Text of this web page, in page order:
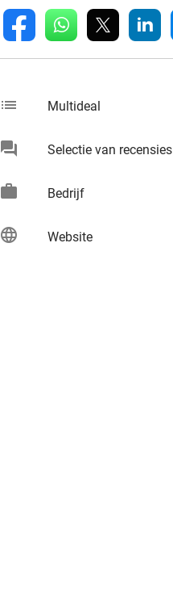
fb whatsapp linkedin
list Multideal
chat Selectie van recensies
work Bedrijf
language Website